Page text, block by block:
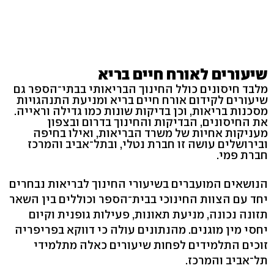
שיעורים לאורח חיים בריא
מלבד חיסונים כולל החינוך הבריאותי בבתי־הספר גם
שיעורים לקידום אורח חיים בריא ומניעת התנהגויות
מסכנות בריאות, וכן בדיקות שונות כמו גדילה וראייה.
את החיסונים, הבדיקות והחינוך בדרום ובצפון
מעניקות אחיות של משרד הבריאות, ואילו בחיפה
ובירושלים עושה זו חברת נטלי, ובתל־אביב והמרכז
חברת פמי.
הנושאים המועברים בשיעורי החינוך לבריאות נבחרים
יחד עם הצוות החינוכי בבית־הספר וכוללים בין השאר
תזונה נכונה, מניעת תאונות, פעילות גופנית וקיום
יחסי מין מוגנים. מהנתונים עולה כי דווקא בפריפריה
זוכים התלמידים לפחות שיעורים כאלה מתלמידי
תל־אביב והמרכז.